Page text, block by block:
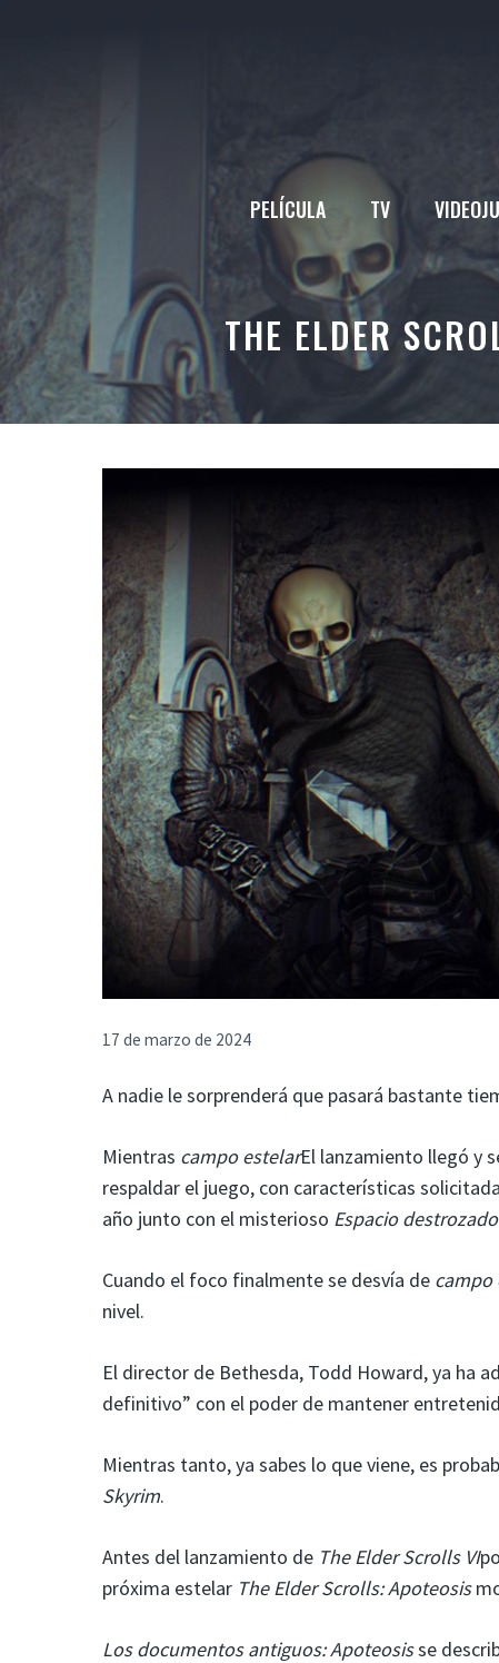
PELÍCULA TV
THE ELDER
17 de marzo de 2024
A nadie le sorprenderá que pasará bastante
Mientras campo estelarEl lanzamiento llegó y
respaldar el juego, con características
año junto con el misterioso Espacio destrozado
Cuando el foco finalmente se desvía de campo
nivel.
El director de Bethesda, Todd Howard, ya ha
definitivo” con el poder de mantener
Mientras tanto, ya sabes lo que viene, es
Skyrim.
Antes del lanzamiento de The Elder Scrolls VI
próxima estelar The Elder Scrolls: Apoteosis
Los documentos antiguos:Apoteosisse